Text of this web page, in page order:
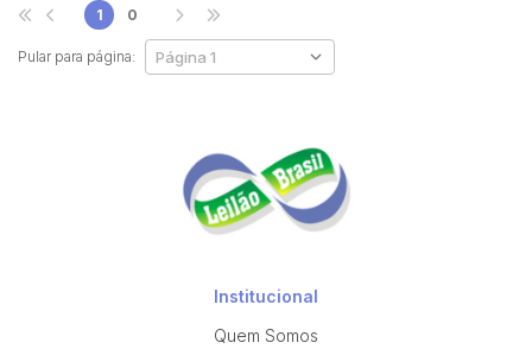
Pular para página:
1 0
Institucional
Quem Somos